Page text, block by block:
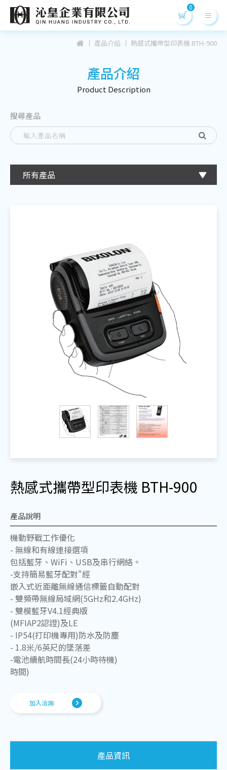
產品介紹 熱感式攜帶型印表機 BTH-900
產品介紹
Product Description
搜尋產品
所有產品
熱感式攜帶型印表機 BTH-900
產品說明
機動野戰工作優化
- 無線和有線連接選項
包括藍牙、WiFi、USB及串行網絡。
-支持簡易藍牙配對"經
嵌入式近距離無線通信標籤自動配對
- 雙頻帶無線局域網(5GHz和2.4GHz)
- 雙模藍牙V4.1經典版
(MFIAP2認證)及LE
- IP54(打印機專用)防水及防塵
- 1.8米/6英尺的墜落差
-電池續航時間長(24小時待機)
時間)
加入洽詢
產品資訊
清空列表